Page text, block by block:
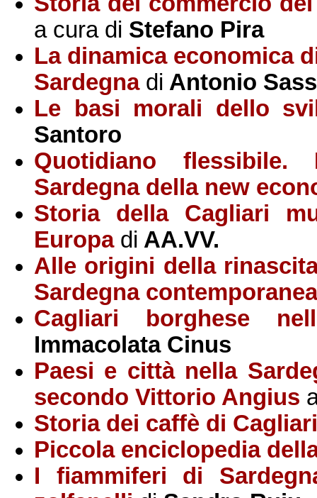
a cura di Stefano Pira
La dinamica economica
Sardegna di Antonio
Le basi morali dello
Santoro
Quotidiano flessibile.
Sardegna della new
Storia della Cagliari
Europa di AA.VV.
Alle origini della
Sardegna contemporanea
Cagliari borghese
Immacolata Cinus
Paesi e città nella
secondo Vittorio Angius
Storia dei caffè di Cagliari
Piccola enciclopedia
I fiammiferi di